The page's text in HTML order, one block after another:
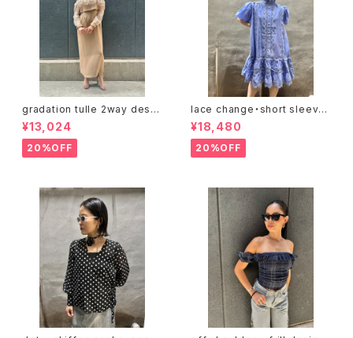
gradation tulle 2way desig
n one-piece ワンピース ドレ
ス トップス 2点セット チュール
重ね着
¥13,024
20%OFF
lace change・short sleeve
design one-piece ワンピー
ス レース 切替デザイン リボン
ベルト 前開き バルーンスリーブ
¥18,480
20%OFF